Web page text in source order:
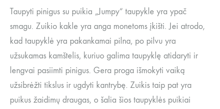
Taupyti pinigus su puikia „Jumpy“ taupykle yra ypač
smagu. Zuikio kakle yra anga monetoms įkišti. Jei atrodo,
kad taupyklė yra pakankamai pilna, po pilvu yra
užsukamas kamštelis, kuriuo galima taupyklę atidaryti ir
lengvai pasiimti pinigus. Gera proga išmokyti vaiką
užsibrėžti tikslus ir ugdyti kantrybę. Zuikis taip pat yra
puikus žaidimų draugas, o šalia šios taupyklės puikiai